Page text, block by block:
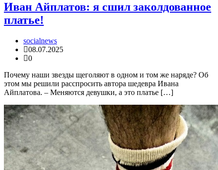
Иван Айплатов: я сшил заколдованное
платье!
socialnews
08.07.2025
0
Почему наши звезды щеголяют в одном и том же наряде? Об
этом мы решили расспросить автора шедевра Ивана
Айплатова. – Меняются девушки, а это платье […]